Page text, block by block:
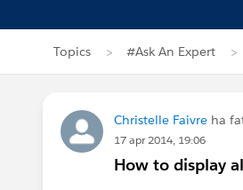
Topics #Ask An Expert
Christelle Faivre ha
17 apr 2014, 19:06
How to display